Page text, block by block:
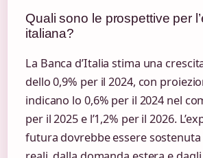
Quali sono le prospettive per
italiana?
La Banca d’Italia stima una
dello 0,9% per il 2024, con
indicano lo 0,6% per il 2024 nel
per il 2025 e l’1,2% per il 2026.
futura dovrebbe essere